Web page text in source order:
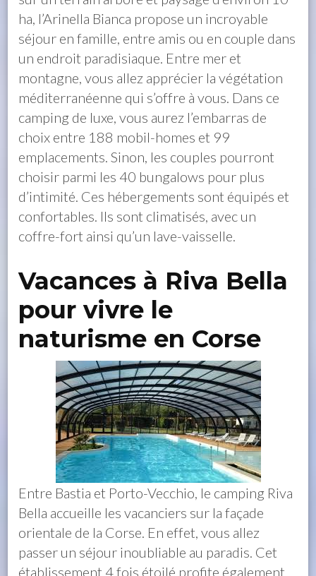
ha, l’Arinella Bianca propose un incroyable
séjour en famille, entre amis ou en couple dans
un endroit paradisiaque. Entre mer et
montagne, vous allez apprécier la végétation
méditerranéenne qui s’offre à vous. Dans ce
camping de luxe, vous aurez l’embarras de
choix entre 188 mobil-homes et 99
emplacements. Sinon, les couples pourront
choisir parmi les 40 bungalows pour plus
d’intimité. Ces hébergements sont équipés et
confortables. Ils sont climatisés, avec un
coffre-fort ainsi qu’un lave-vaisselle.
Vacances à Riva Bella
pour vivre le
naturisme en Corse
Entre Bastia et Porto-Vecchio, le camping Riva
Bella accueille les vacanciers sur la façade
orientale de la Corse. En effet, vous allez
passer un séjour inoubliable au paradis. Cet
établissement 4 fois étoilé profite également